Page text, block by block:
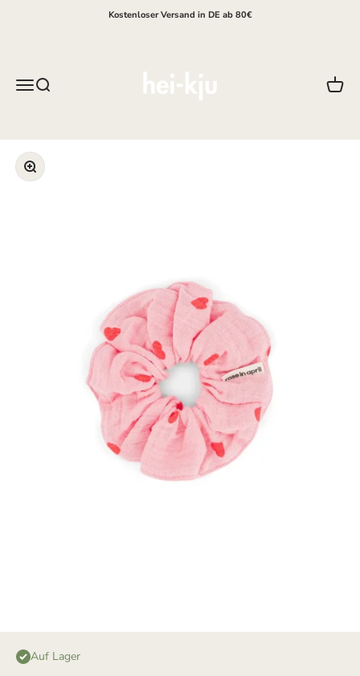
Kostenloser Versand in DE ab 80€
MenüSuche
Bild vergrößern
Auf Lager